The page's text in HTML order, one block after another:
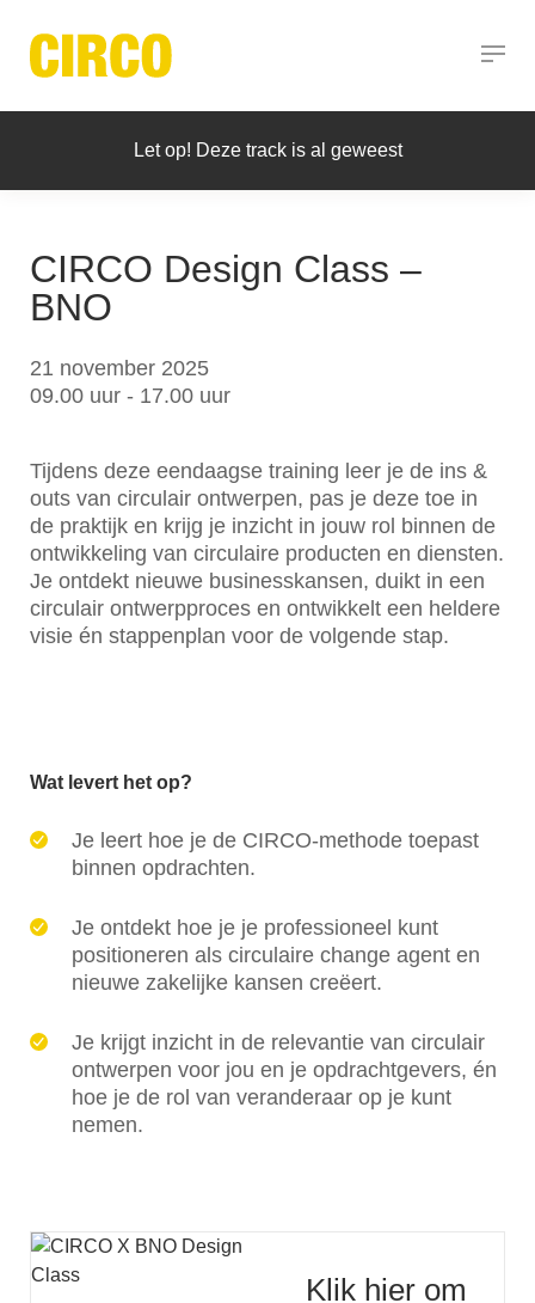
CIRCO Design Class –
BNO
21 november 2025
09.00 uur - 17.00 uur
Tijdens deze eendaagse training leer je de ins &
outs van circulair ontwerpen, pas je deze toe in
de praktijk en krijg je inzicht in jouw rol binnen de
ontwikkeling van circulaire producten en diensten.
Je ontdekt nieuwe businesskansen, duikt in een
circulair ontwerpproces en ontwikkelt een heldere
visie én stappenplan voor de volgende stap.
Wat levert het op?
Je leert hoe je de CIRCO-methode toepast
binnen opdrachten.
Je ontdekt hoe je je professioneel kunt
positioneren als circulaire change agent en
nieuwe zakelijke kansen creëert.
Je krijgt inzicht in de relevantie van circulair
ontwerpen voor jou en je opdrachtgevers, én
hoe je de rol van veranderaar op je kunt
nemen.
Klik hier om
Let op! Deze track is al geweest